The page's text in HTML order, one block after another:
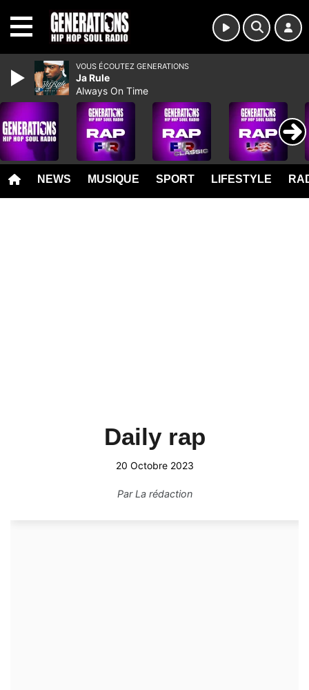
NEWS MUSIQUE SPORT LIFESTYLE
Daily rap
20 Octobre 2023
ParLa rédaction
VOUS ÉCOUTEZ GENERATIONS
Ja Rule
Always On Time